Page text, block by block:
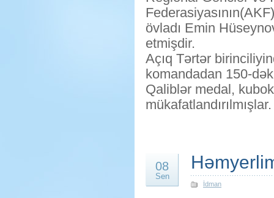
övladı Emin
etmişdir.
Açıq Tərtər
komandadan 150-
Qaliblər medal,
mükafatlandırılmışlar.
08
Sen
İdman